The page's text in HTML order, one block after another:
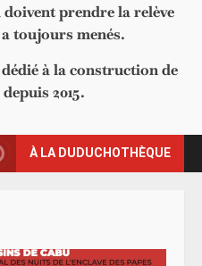
prendre la relève
toujours menés.
dédié à la construction de
2015.
À LA DUDUCHOTHÈQUE